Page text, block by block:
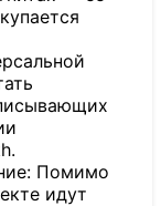
Помимо
идут